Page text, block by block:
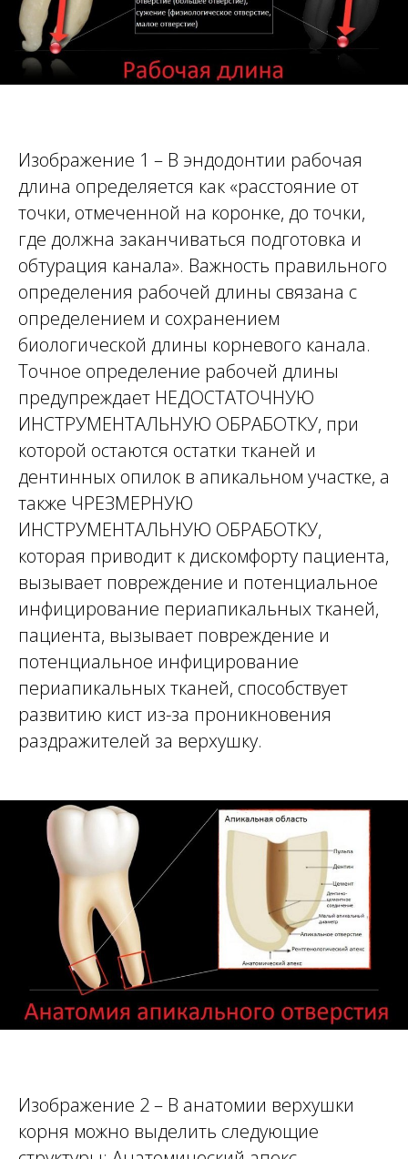
Изображение 1 – В эндодонтии рабочая
длина определяется как «расстояние от
точки, отмеченной на коронке, до точки,
где должна заканчиваться подготовка и
обтурация канала». Важность правильного
определения рабочей длины связана с
определением и сохранением
биологической длины корневого канала.
Точное определение рабочей длины
предупреждает НЕДОСТАТОЧНУЮ
ИНСТРУМЕНТАЛЬНУЮ ОБРАБОТКУ, при
которой остаются остатки тканей и
дентинных опилок в апикальном участке, а
также ЧРЕЗМЕРНУЮ
ИНСТРУМЕНТАЛЬНУЮ ОБРАБОТКУ,
которая приводит к дискомфорту пациента,
вызывает повреждение и потенциальное
инфицирование периапикальных тканей,
пациента, вызывает повреждение и
потенциальное инфицирование
периапикальных тканей, способствует
развитию кист из-за проникновения
раздражителей за верхушку.
Изображение 2 – В анатомии верхушки
корня можно выделить следующие